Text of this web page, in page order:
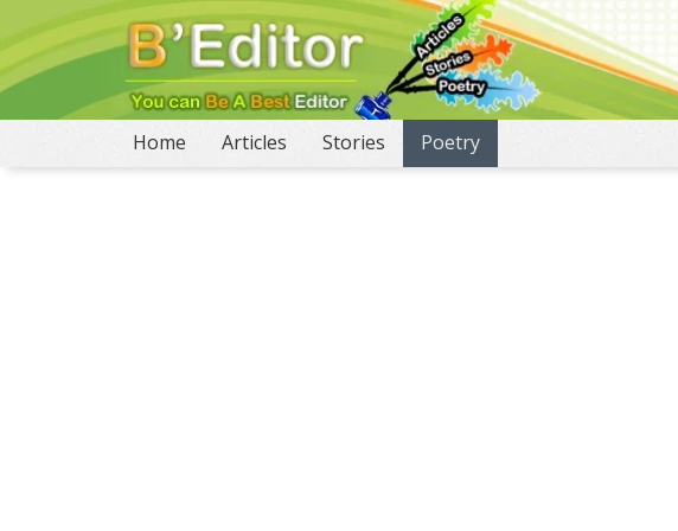
Home (current)
Articles Stories Poetry